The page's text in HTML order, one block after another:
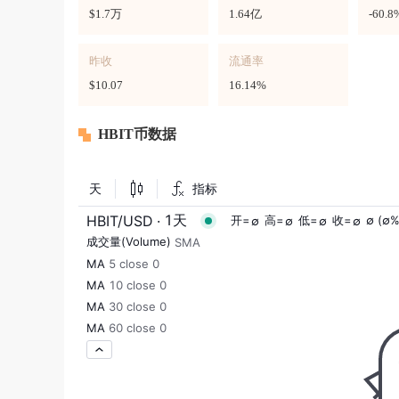
$1.7万
1.64亿
-
昨收
$10.07
流通率
16.14%
HBIT币数据